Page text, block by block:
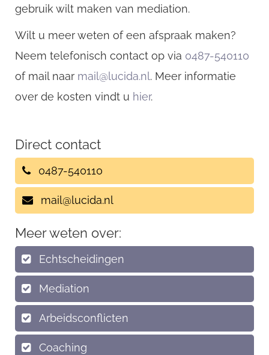
gebruik wilt maken van mediation.
Wilt u meer weten of een afspraak maken?
Neem telefonisch contact op via 0487-540110
of mail naar mail@lucida.nl. Meer informatie
over de kosten vindt u hier.
Direct contact
0487-540110
mail@lucida.nl
Meer weten over:
Echtscheidingen
Mediation
Arbeidsconflicten
Coaching